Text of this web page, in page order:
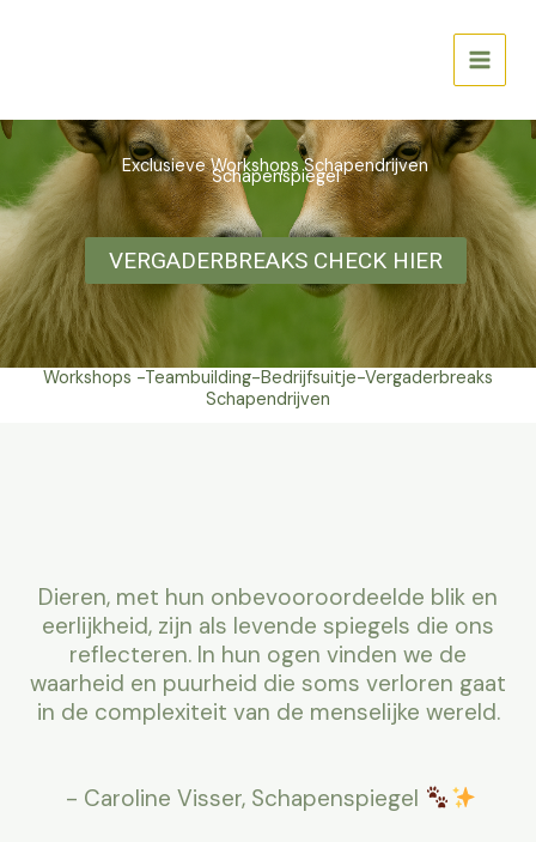
Exclusieve Workshops Schapendrijven
Schapenspiegel
VERGADERBREAKS CHECK HIER
Workshops -Teambuilding-Bedrijfsuitje-Vergaderbreaks
Schapendrijven
Dieren, met hun onbevooroordeelde blik en
eerlijkheid, zijn als levende spiegels die ons
reflecteren. In hun ogen vinden we de
waarheid en puurheid die soms verloren gaat
in de complexiteit van de menselijke wereld.
- Caroline Visser, Schapenspiegel